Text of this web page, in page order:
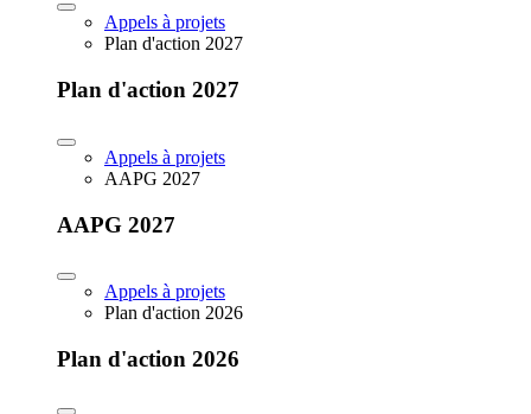
Appels à projets
Plan d'action 2027
Plan d'action 2027
Appels à projets
AAPG 2027
AAPG 2027
Appels à projets
Plan d'action 2026
Plan d'action 2026